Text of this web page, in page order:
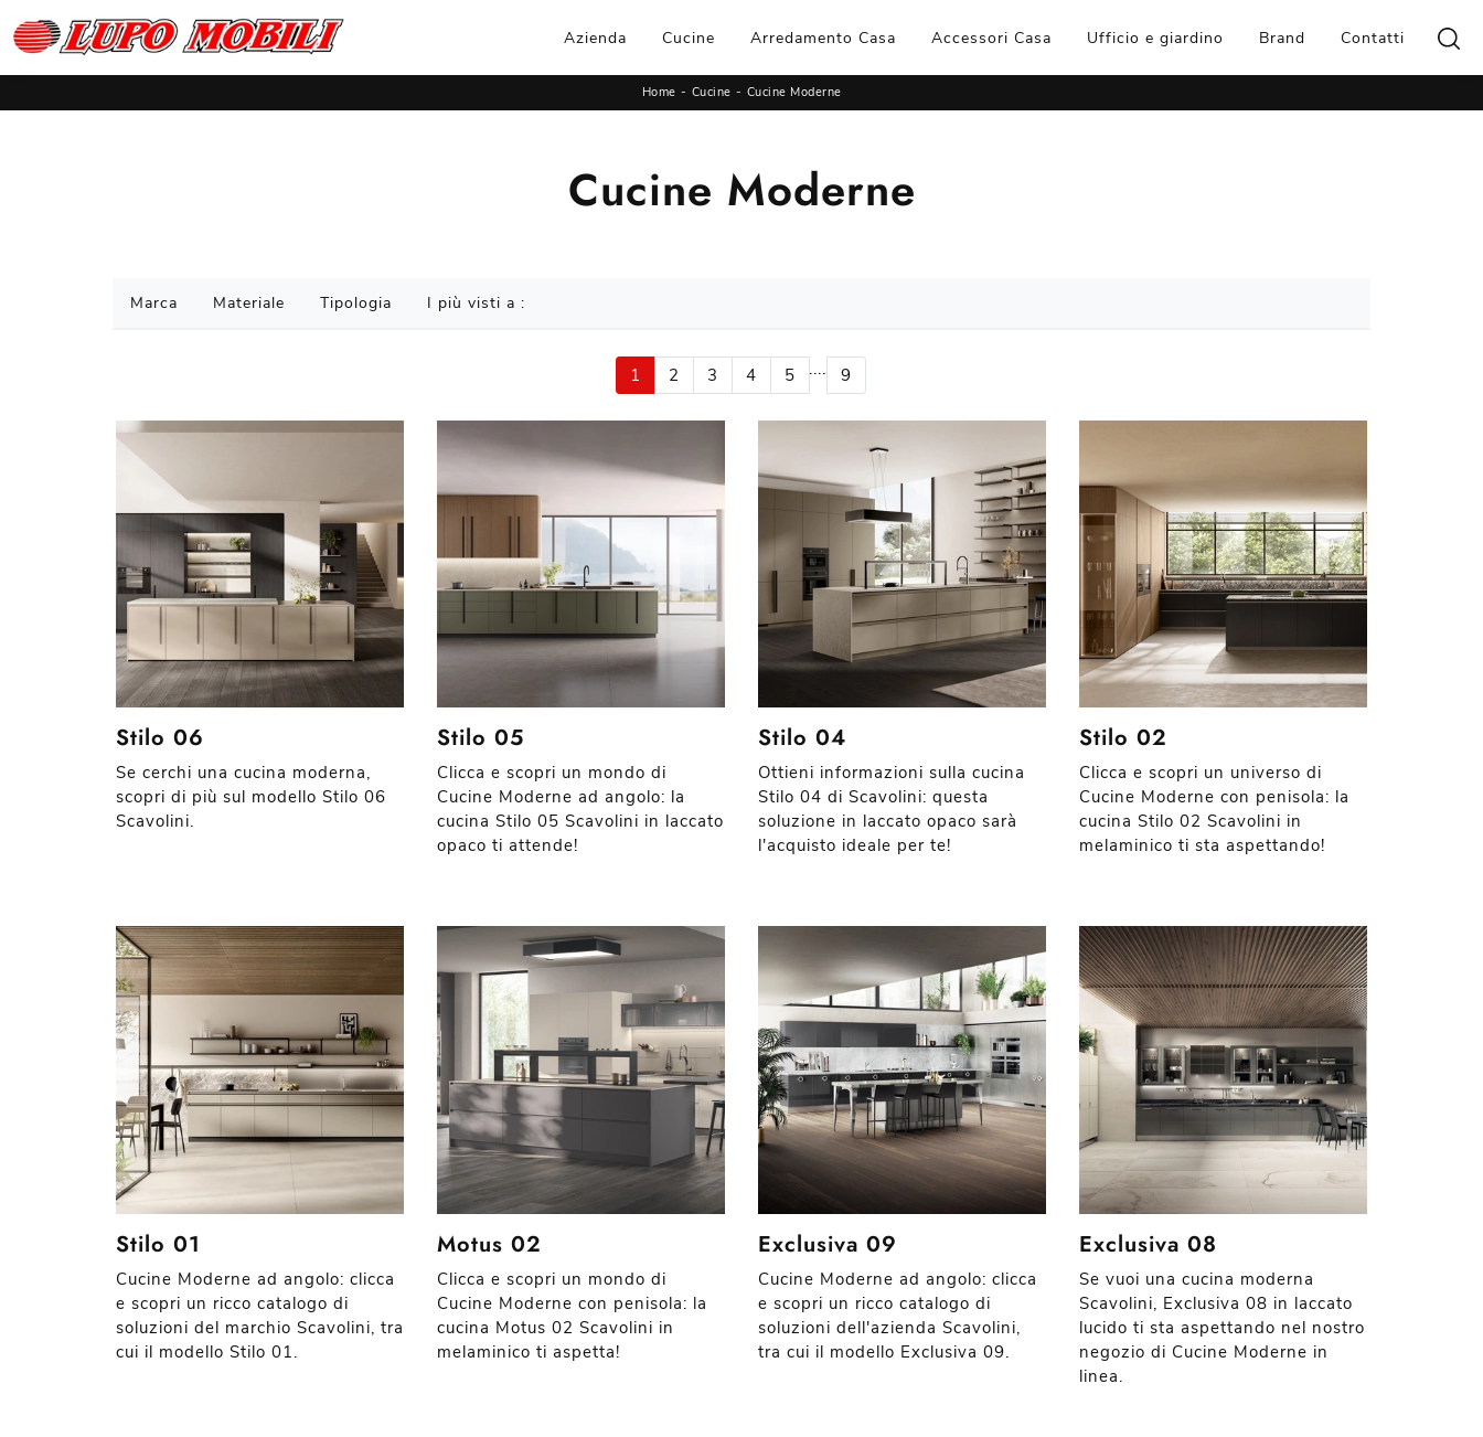
Azienda Cucine Arredamento Casa Accessori Casa Ufficio e giardino Brand Contatti
Home - Cucine - Cucine Moderne
Cucine Moderne
Marca Materiale Tipologia I più visti a :
1 2 3 4 5 .... 9
Stilo 06
Se cerchi una cucina moderna,
scopri di più sul modello Stilo 06
Scavolini.
Stilo 05
Clicca e scopri un mondo di
Cucine Moderne ad angolo: la
cucina Stilo 05 Scavolini in laccato
opaco ti attende!
Stilo 04
Ottieni informazioni sulla cucina
Stilo 04 di Scavolini: questa
soluzione in laccato opaco sarà
l'acquisto ideale per te!
Stilo 02
Clicca e scopri un universo di
Cucine Moderne con penisola: la
cucina Stilo 02 Scavolini in
melaminico ti sta aspettando!
Stilo 01
Cucine Moderne ad angolo: clicca
e scopri un ricco catalogo di
soluzioni del marchio Scavolini, tra
cui il modello Stilo 01.
Motus 02
Clicca e scopri un mondo di
Cucine Moderne con penisola: la
cucina Motus 02 Scavolini in
melaminico ti aspetta!
Exclusiva 09
Cucine Moderne ad angolo: clicca
e scopri un ricco catalogo di
soluzioni dell'azienda Scavolini,
tra cui il modello Exclusiva 09.
Exclusiva 08
Se vuoi una cucina moderna
Scavolini, Exclusiva 08 in laccato
lucido ti sta aspettando nel nostro
negozio di Cucine Moderne in
linea.